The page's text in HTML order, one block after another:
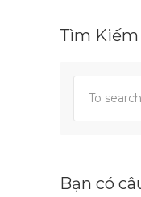
Tìm Kiếm
Bạn có